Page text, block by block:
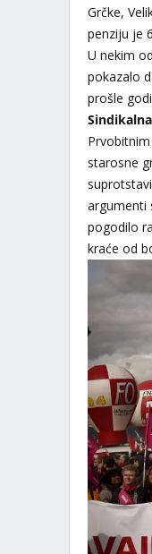
Grčke,
penziju je
U nekim
pokazalo
prošle
starosne
argumenti
pogodilo
kraće od